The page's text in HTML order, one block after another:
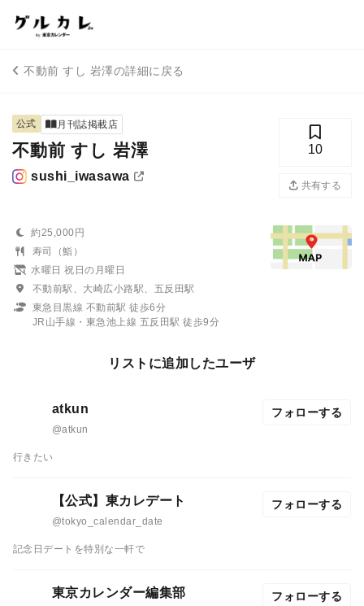
不動前 すし 岩澤の詳細に戻る
公式 月刊誌掲載店
不動前 すし 岩澤
sushi_iwasawa
10
共有する
約25,000円
寿司（鮨）
水曜日 祝日の月曜日
不動前駅、大崎広小路駅、五反田駅
東急目黒線 不動前駅 徒歩6分
JR山手線・東急池上線 五反田駅 徒歩9分
リストに追加したユーザ
atkun
@atkun
フォローする
行きたい
【公式】東カレデート
@tokyo_calendar_date
フォローする
記念日デートを特別な一軒で
東京カレンダー編集部 フォローする